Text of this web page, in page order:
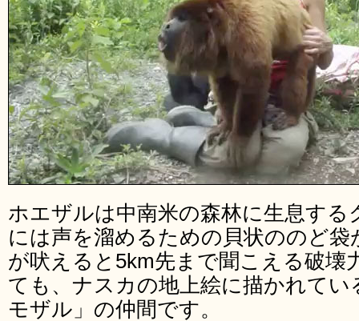
ホエザルは中南米の森林に生息する
には声を溜めるための貝状ののど
が吠えると5km先まで聞こえる破壊
ても、ナスカの地上絵に描かれて
モザル」の仲間です。